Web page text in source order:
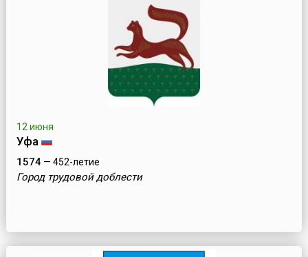
12 июня
Уфа
1574— 452-летие
Город трудовой доблести